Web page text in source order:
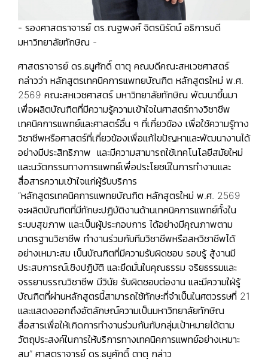
- รองศาสตราจารย์ ดร.ณฐพงศ์ จิตรนิรัตน์ อธิการบดี
มหาวิทยาลัยทักษิณ -
ศาสตราจารย์ ดร.ธนูศักดิ์ ตาตุ คณบดีคณะสหเวชศาสตร์
กล่าวว่า หลักสูตรเทคนิคการแพทยบัณฑิต หลักสูตรใหม่ พ.ศ.
2569 คณะสหเวชศาสตร์ มหาวิทยาลัยทักษิณ พัฒนาขึ้นมา
เพื่อผลิตบัณฑิตที่มีความรู้ความเข้าใจในศาสตร์ทางวิชาชีพ
เทคนิคการแพทย์และศาสตร์อื่น ๆ ที่เกี่ยวข้อง เพื่อใช้ความรู้ทาง
วิชาชีพหรือศาสตร์ที่เกี่ยวข้องเพื่อแก้ไขปัญหาและพัฒนางานได้
อย่างมีประสิทธิภาพ และมีความสามารถใช้เทคโนโลยีสมัยใหม่
และนวัตกรรมทางการแพทย์เพื่อประโยชน์ในการทำงานและ
สื่อสารความเข้าใจแก่ผู้รับบริการ
“หลักสูตรเทคนิคการแพทยบัณฑิต หลักสูตรใหม่ พ.ศ. 2569
จะผลิตบัณฑิตที่มีทักษะปฏิบัติงานด้านเทคนิคการแพทย์ทั้งใน
ระบบสุขภาพ และเป็นผู้ประกอบการ ได้อย่างมีคุณภาพตาม
มาตรฐานวิชาชีพ ทำงานร่วมกับทีมวิชาชีพหรือสหวิชาชีพได้
อย่างเหมาะสม เป็นบัณฑิตที่มีความรับผิดชอบ รอบรู้ สู้งานมี
ประสบการณ์เชิงปฏิบัติ และยึดมั่นในคุณธรรม จริยธรรมและ
จรรยาบรรณวิชาชีพ มีวินัย รับผิดชอบต่องาน และมีความใฝ่รู้
บัณฑิตที่ผ่านหลักสูตรนี้สามารถใช้ทักษะที่จำเป็นในศตวรรษที่ 21
และแสดงออกถึงอัตลักษณ์ความเป็นมหาวิทยาลัยทักษิณ
สื่อสารเพื่อให้เกิดการทำงานร่วมกันกับกลุ่มเป้าหมายได้ตาม
วัตถุประสงค์ในการให้บริการทางเทคนิคการแพทย์อย่างเหมาะ
สม” ศาสตราจารย์ ดร.ธนูศักดิ์ ตาตุ กล่าว